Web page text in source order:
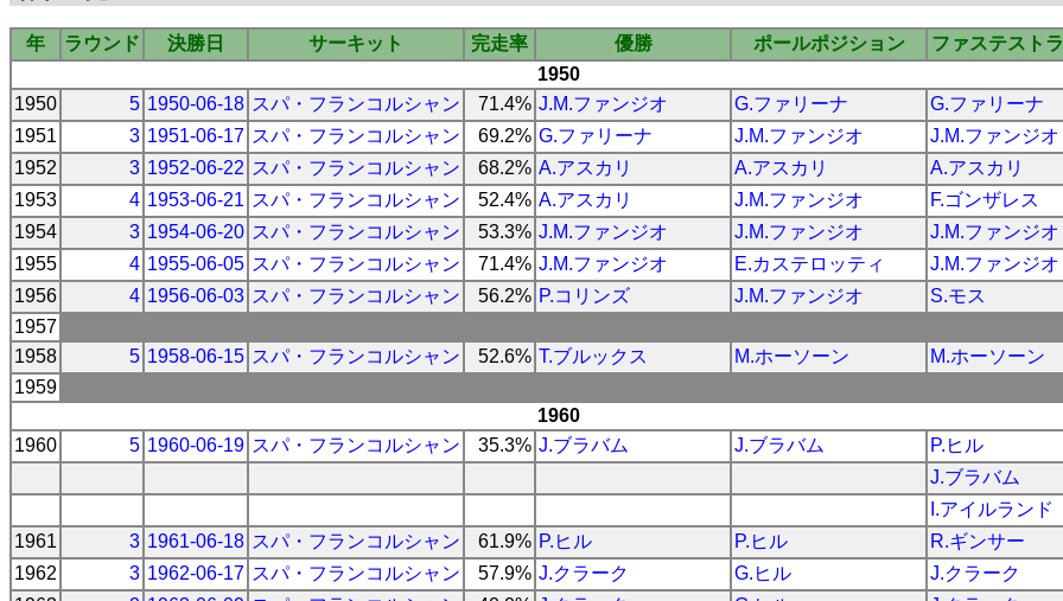
年 ラウンド 決勝日 サーキット 完走率 優勝 ポールポジション
ファステスト
1950
1950
5 1950-06-18 スパ・フランコルシャン 71.4% J.M.ファンジオ G.ファリーナ
G.ファリーナ
1951
3 1951-06-17 スパ・フランコルシャン 69.2% G.ファリーナ J.M.ファンジオ
J.M.ファンジオ
1952
3 1952-06-22 スパ・フランコルシャン 68.2% A.アスカリ A.アスカリ
A.アスカリ
1953
4 1953-06-21 スパ・フランコルシャン 52.4% A.アスカリ J.M.ファンジオ
F.ゴンザレス
1954
3 1954-06-20 スパ・フランコルシャン 53.3% J.M.ファンジオ J.M.ファンジオ
J.M.ファンジオ
1955
4 1955-06-05 スパ・フランコルシャン 71.4% J.M.ファンジオ E.カステロッティ
J.M.ファンジオ
1956
4 1956-06-03 スパ・フランコルシャン 56.2% P.コリンズ J.M.ファンジオ
S.モス
1957
1958
5 1958-06-15 スパ・フランコルシャン 52.6% T.ブルックス M.ホーソーン
M.ホーソーン
1959
1960
1960
5 1960-06-19 スパ・フランコルシャン 35.3% J.ブラバム J.ブラバム
P.ヒル
J.ブラバム
I.アイルランド
1961
3 1961-06-18 スパ・フランコルシャン 61.9% P.ヒル P.ヒル
R.ギンサー
1962
3 1962-06-17 スパ・フランコルシャン 57.9% J.クラーク G.ヒル
J.クラーク